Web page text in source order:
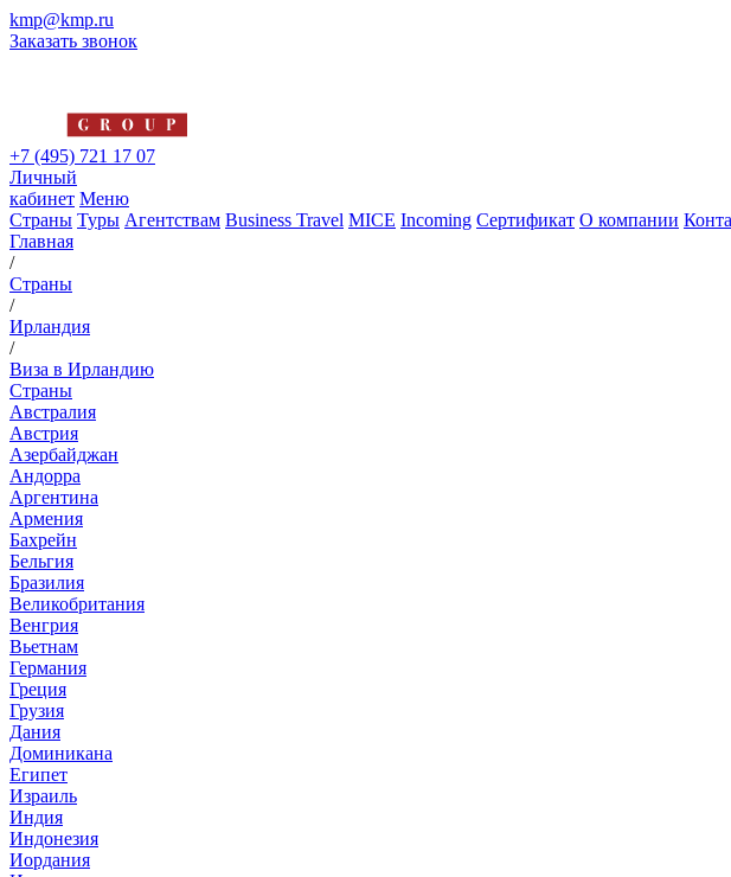
kmp@kmp.ru
Заказать звонок
+7 (495) 721 17 07
Личный
кабинет Меню
Страны Туры Агентствам Business Travel MICE Incoming Сертификат О компании
Главная
/
Страны
/
Ирландия
/
Виза в Ирландию
Страны
Австралия
Австрия
Азербайджан
Андорра
Аргентина
Армения
Бахрейн
Бельгия
Бразилия
Великобритания
Венгрия
Вьетнам
Германия
Греция
Грузия
Дания
Доминикана
Египет
Израиль
Индия
Индонезия
Иордания